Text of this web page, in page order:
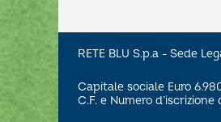
RETE BLU S.p.a - Sede
Capitale sociale Euro
C.F. e Numero